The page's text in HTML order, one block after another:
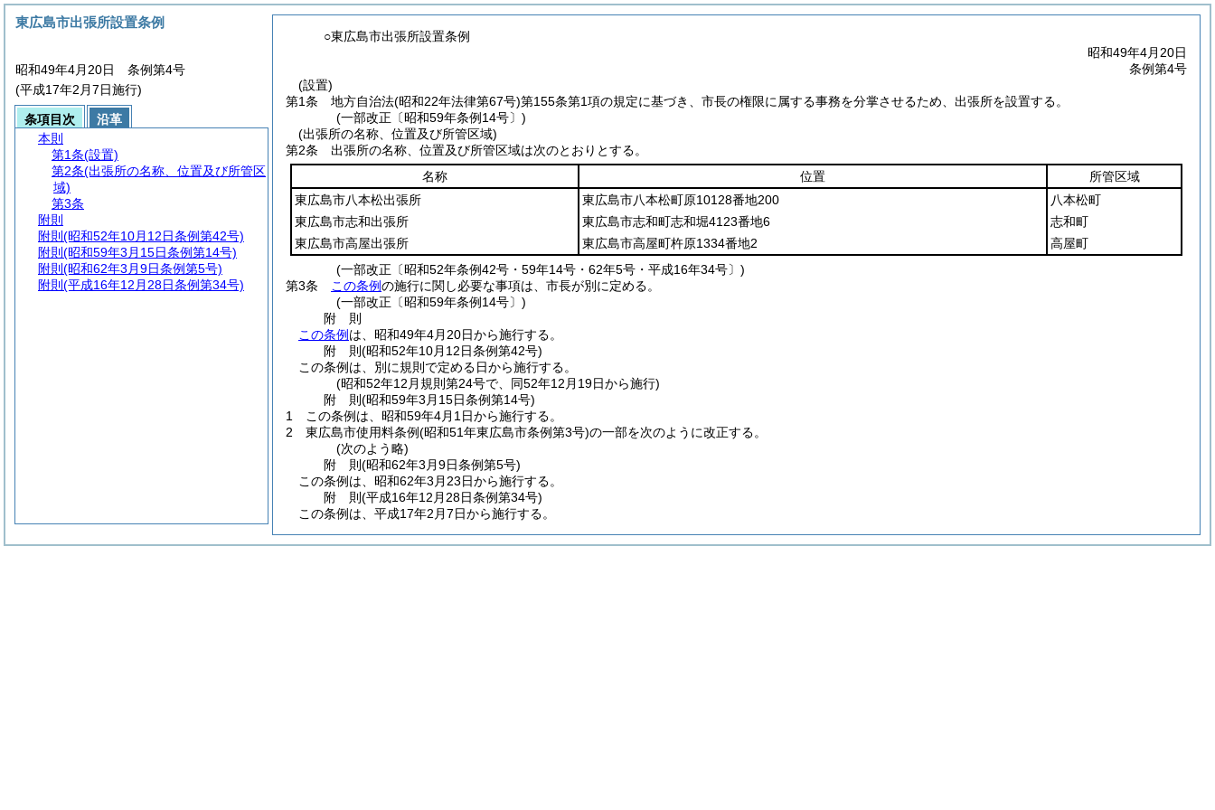
○東広島市出張所設置条例
昭和49年4月20日
条例第4号
(設置)
第1条
地方自治法(昭和22年法律第67号)第155条第1項の規定に基づき、市長の権限に属する事務を分掌させるため、出張所を設置する。
(一部改正〔昭和59年条例14号〕)
(出張所の名称、位置及び所管区域)
第2条
出張所の名称、位置及び所管区域は次のとおりとする。
名称
位置
所管区域
東広島市八本松出張所
東広島市八本松町原10128番地200
八本松町
東広島市志和出張所
東広島市志和町志和堀4123番地6
志和町
東広島市高屋出張所
東広島市高屋町杵原1334番地2
高屋町
(一部改正〔昭和52年条例42号・59年14号・62年5号・平成16年34号〕)
第3条
この条例の施行に関し必要な事項は、市長が別に定める。
(一部改正〔昭和59年条例14号〕)
附 則
この条例 は、昭和49年4月20日から施行する。
附 則(昭和52年10月12日条例第42号)
この条例は、別に規則で定める日から施行する。
(昭和52年12月規則第24号で、同52年12月19日から施行)
附 則(昭和59年3月15日条例第14号)
1
この条例は、昭和59年4月1日から施行する。
2
東広島市使用料条例(昭和51年東広島市条例第3号)の一部を次のように改正する。
(次のよう略)
附 則(昭和62年3月9日条例第5号)
この条例は、昭和62年3月23日から施行する。
附 則(平成16年12月28日条例第34号)
この条例は、平成17年2月7日から施行する。
東広島市出張所設置条例
昭和49年4月20日 条例第4号
(平成17年2月7日施行)
条項目次
沿革
本則
第1条(設置)
第2条(出張所の名称、位置及び所管区
域)
第3条
附則
附則 (昭和52年10月12日条例第42号)
附則 (昭和59年3月15日条例第14号)
附則 (昭和62年3月9日条例第5号)
附則 (平成16年12月28日条例第34号)